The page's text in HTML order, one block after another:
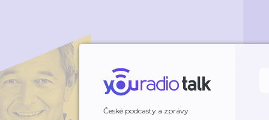
České podcasty a zprávy